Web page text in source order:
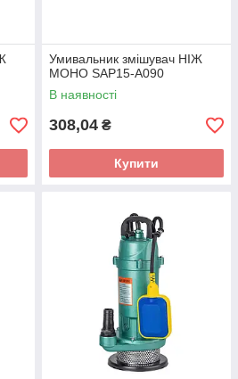
Умивальник змішувач НІЖ
МОНО SAP15-A090
В наявності
308,04 ₴
Купити